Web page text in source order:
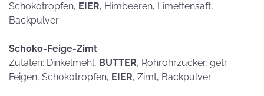
Schokotropfen, EIER, Himbeeren, Limettensaft,
Backpulver
Schoko-Feige-Zimt
Zutaten: Dinkelmehl, BUTTER, Rohrohrzucker, getr.
Feigen, Schokotropfen, EIER, Zimt, Backpulver